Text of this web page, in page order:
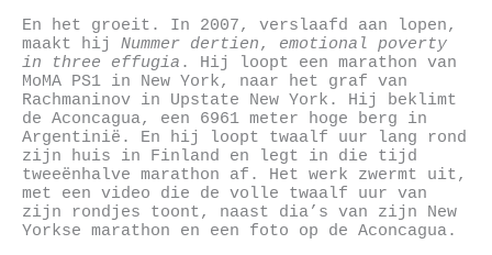
En het groeit. In 2007, verslaafd aan lopen,
maakt hij Nummer dertien, emotional poverty
in three effugia . Hij loopt een marathon van
MoMA PS1 in New York, naar het graf van
Rachmaninov in Upstate New York. Hij beklimt
de Aconcagua, een 6961 meter hoge berg in
Argentinië. En hij loopt twaalf uur lang rond
zijn huis in Finland en legt in die tijd
tweeënhalve marathon af. Het werk zwermt uit,
met een video die de volle twaalf uur van
zijn rondjes toont, naast dia’s van zijn New
Yorkse marathon en een foto op de Aconcagua.